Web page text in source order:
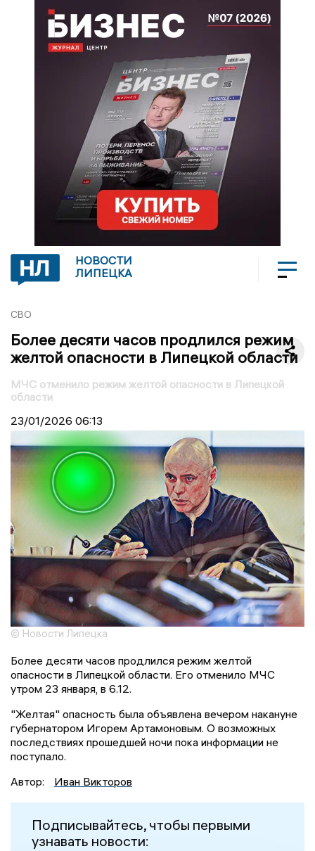
НОВОСТИ
ЛИПЕЦКА
СВО
Более десяти часов продлился режим
желтой опасности в Липецкой области
МЧС отменило режим желтой опасности в Липецкой
области
23/01/2026 06:13
© Новости Липецка
Более десяти часов продлился режим желтой
опасности в Липецкой области. Его отменило МЧС
утром 23 января, в 6.12.
"Желтая" опасность была объявлена вечером накануне
губернатором Игорем Артамоновым. О возможных
последствиях прошедшей ночи пока информации не
поступало.
Автор:
Иван Викторов
Подписывайтесь, чтобы первыми
узнавать новости: